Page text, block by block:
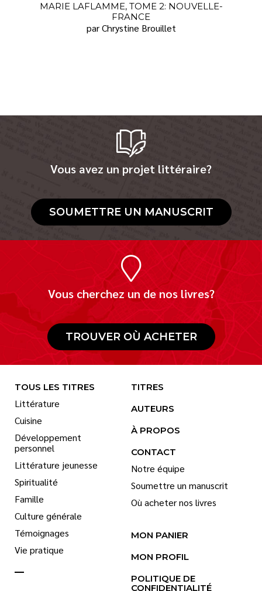
MARIE LAFLAMME, TOME 2: NOUVELLE-
FRANCE
par Chrystine Brouillet
Vous avez un projet littéraire?
SOUMETTRE UN MANUSCRIT
Vous cherchez un de nos livres?
TROUVER OÙ ACHETER
TOUS LES TITRES
Littérature
Cuisine
Développement
personnel
Littérature jeunesse
Spiritualité
Famille
Culture générale
Témoignages
Vie pratique
TITRES
AUTEURS
À PROPOS
CONTACT
Notre équipe
Soumettre un manuscrit
Où acheter nos livres
MON PANIER
MON PROFIL
POLITIQUE DE
CONFIDENTIALITÉ